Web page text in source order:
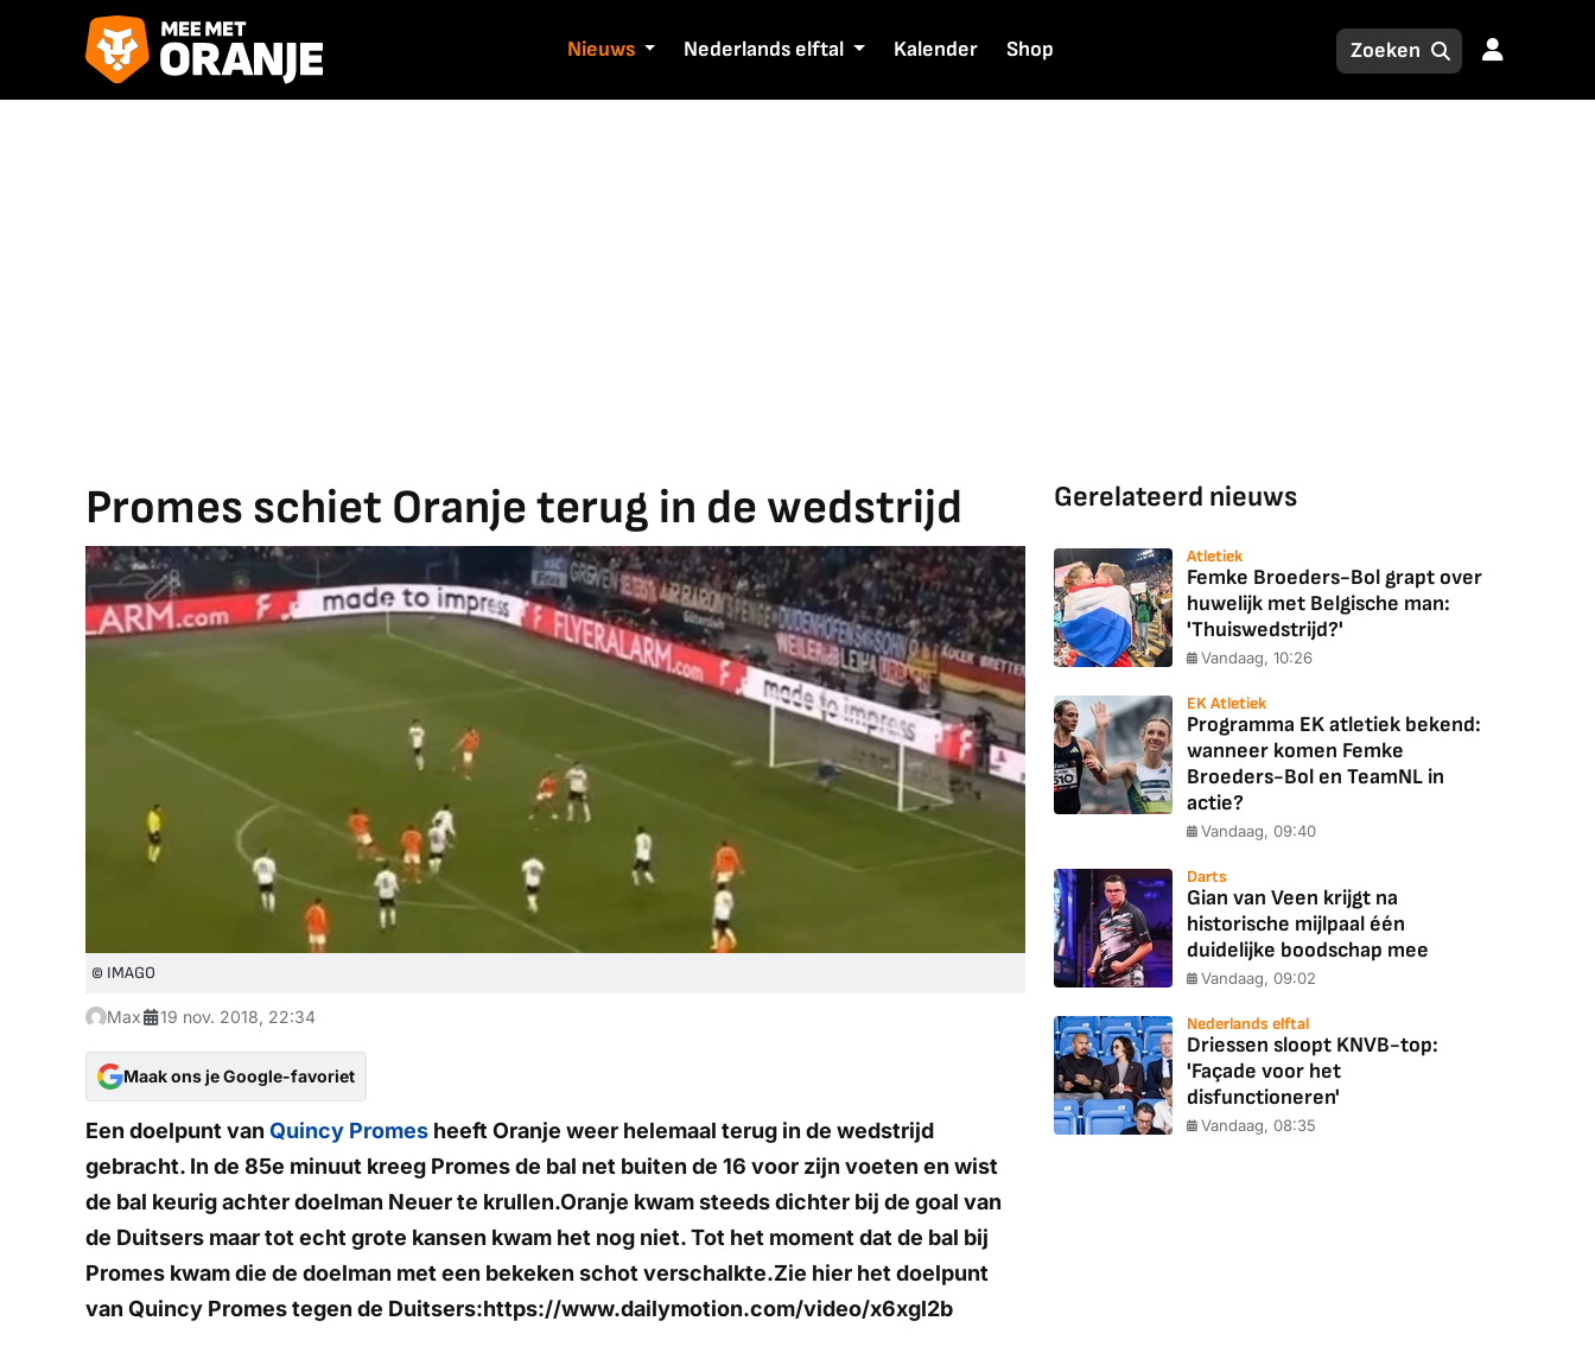
Nieuws Nederlands elftal Kalender Shop
Promes schiet Oranje terug in de wedstrijd
© IMAGO
Max 19 nov. 2018, 22:34
Maak ons je Google-favoriet
Een doelpunt van Quincy Promes heeft Oranje weer helemaal terug in de wedstrijd
gebracht. In de 85e minuut kreeg Promes de bal net buiten de 16 voor zijn voeten en wist
de bal keurig achter doelman Neuer te krullen.Oranje kwam steeds dichter bij de goal van
de Duitsers maar tot echt grote kansen kwam het nog niet. Tot het moment dat de bal bij
Promes kwam die de doelman met een bekeken schot verschalkte.Zie hier het doelpunt
van Quincy Promes tegen de Duitsers:https://www.dailymotion.com/video/x6xgl2b
Gerelateerd nieuws
Atletiek
Femke Broeders-Bol grapt over
huwelijk met Belgische man:
'Thuiswedstrijd?'
Vandaag, 10:26
EK Atletiek
Programma EK atletiek bekend:
wanneer komen Femke
Broeders-Bol en TeamNL in
actie?
Vandaag, 09:40
Darts
Gian van Veen krijgt na
historische mijlpaal één
duidelijke boodschap mee
Vandaag, 09:02
Nederlands elftal
Driessen sloopt KNVB-top:
'Façade voor het
disfunctioneren'
Vandaag, 08:35